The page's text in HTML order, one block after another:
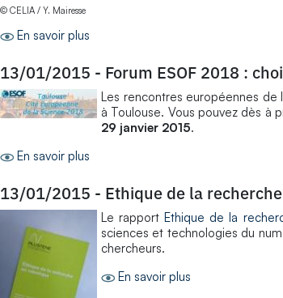
© CELIA / Y. Mairesse
En savoir plus
13/01/2015 - Forum ESOF 2018 :
Les rencontres européennes de
à Toulouse. Vous pouvez dès à
29 janvier 2015.
En savoir plus
13/01/2015 - Ethique de la
Le rapportEthique de la
sciences et technologies du
chercheurs.
En savoir plus